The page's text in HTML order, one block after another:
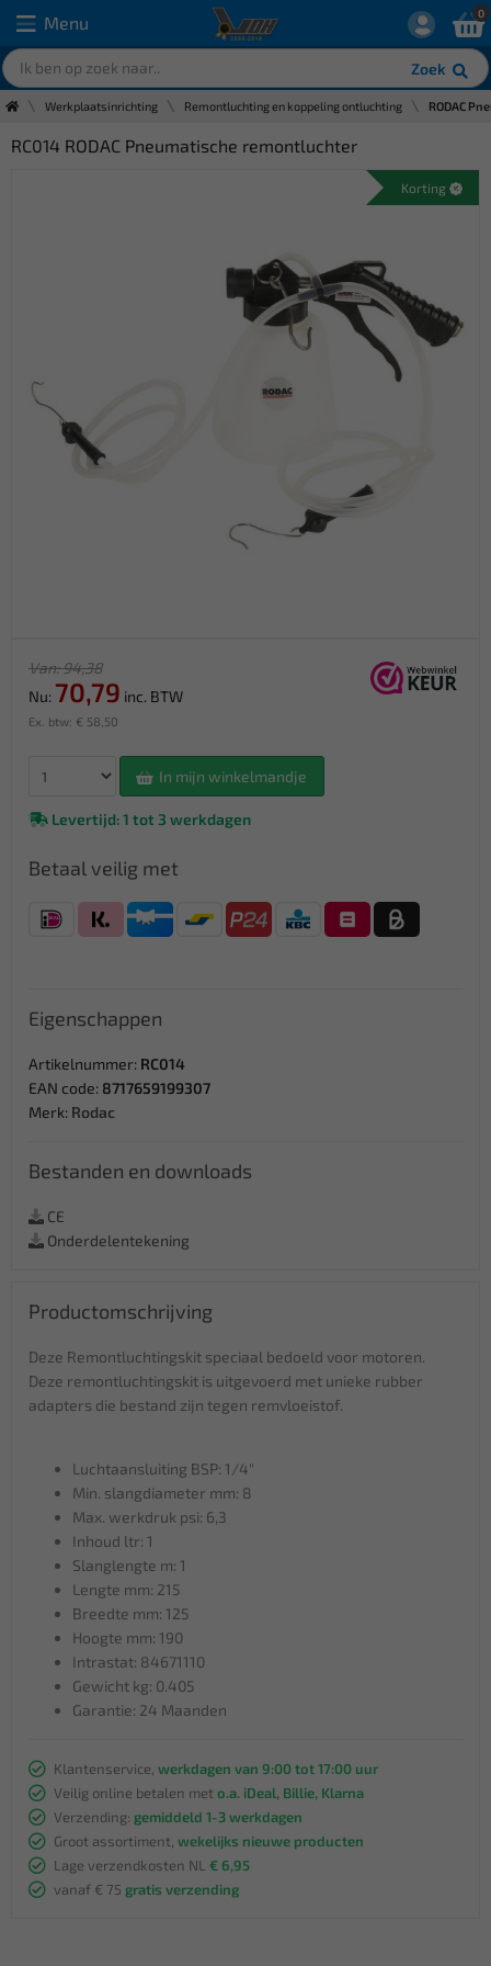
Menu
Zoek
0
Werkplaatsinrichting Remontluchting en koppeling ontluchting RODAC
RC014 RODAC Pneumatische remontluchter
Korting
Van: 94,38
Nu: 70,79 inc. BTW
Ex. btw: € 58,50
In mijn winkelmandje
Levertijd: 1 tot 3 werkdagen
Betaal veilig met
Eigenschappen
Artikelnummer: RC014
EAN code: 8717659199307
Merk: Rodac
Bestanden en downloads
CE
Onderdelentekening
Productomschrijving
Deze Remontluchtingskit speciaal bedoeld voor motoren.
Deze remontluchtingskit is uitgevoerd met unieke rubber
adapters die bestand zijn tegen remvloeistof.
Luchtaansluiting BSP: 1/4"
Min. slangdiameter mm: 8
Max. werkdruk psi: 6,3
Inhoud ltr: 1
Slanglengte m: 1
Lengte mm: 215
Breedte mm: 125
Hoogte mm: 190
Intrastat: 84671110
Gewicht kg: 0.405
Garantie: 24 Maanden
Klantenservice, werkdagen van 9:00 tot 17:00 uur
Veilig online betalen met o.a. iDeal, Billie, Klarna
Verzending: gemiddeld 1-3 werkdagen
Groot assortiment, wekelijks nieuwe producten
Lage verzendkosten NL € 6,95
vanaf € 75 gratis verzending